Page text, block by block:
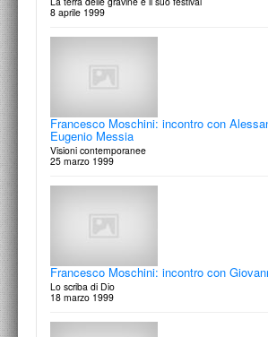
Politecnico di Bari
1 Ottobre 2008
8 aprile 1999
Francesco Moschini: incontro con
Eugenio Messia
Visioni contemporanee
25 marzo 1999
Francesco Moschini: incontro con
Lo scriba di Dio
18 marzo 1999